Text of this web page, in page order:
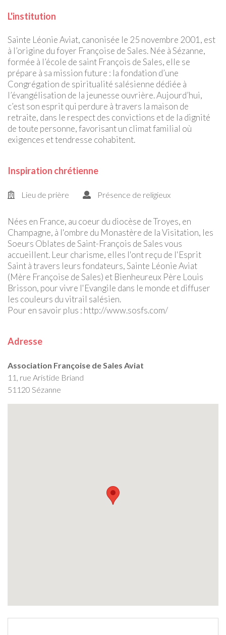
L'institution
Sainte Léonie Aviat, canonisée le 25 novembre 2001, est
à l’origine du foyer Françoise de Sales. Née à Sézanne,
formée à l’école de saint François de Sales, elle se
prépare à sa mission future : la fondation d’une
Congrégation de spiritualité salésienne dédiée à
l’évangélisation de la jeunesse ouvrière. Aujourd’hui,
c’est son esprit qui perdure à travers la maison de
retraite, dans le respect des convictions et de la dignité
de toute personne, favorisant un climat familial où
exigences et tendresse cohabitent.
Inspiration chrétienne
Lieu de prière Présence de religieux
Nées en France, au coeur du diocèse de Troyes, en
Champagne, à l'ombre du Monastère de la Visitation, les
Soeurs Oblates de Saint-François de Sales vous
accueillent. Leur charisme, elles l'ont reçu de l'Esprit
Saint à travers leurs fondateurs, Sainte Léonie Aviat
(Mère Françoise de Sales) et Bienheureux Père Louis
Brisson, pour vivre l'Evangile dans le monde et diffuser
les couleurs du vitrail salésien.
Pour en savoir plus : http://www.sosfs.com/
Adresse
Association Françoise de Sales Aviat
11, rue Aristide Briand
51120 Sézanne